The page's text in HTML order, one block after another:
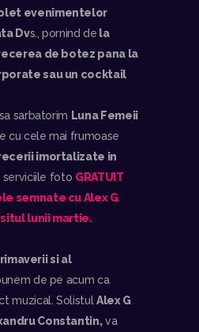
evenimentelor
Dvs., pornind de la
de botez pana la
sau un cocktail
sarbatorim Luna Femeii
cu cele mai frumoase
imortalizate in
serviciile foto GRATUIT
semnate cu Alex G
lunii martie.
si al
de pe acum ca
muzical. SolistulAlex G
Constantin,va